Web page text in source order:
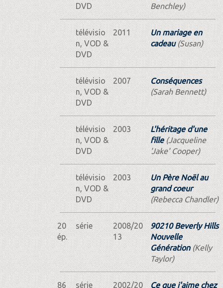
DVD
Benchley)
télévisio
n, VOD &
DVD
2011
Un mariage en
cadeau(Susan)
télévisio
n, VOD &
DVD
2007
Conséquences
(Sarah Bennett)
télévisio
n, VOD &
DVD
2003
L'héritage d'une
fille(Jacqueline
'Jake' Cooper)
télévisio
n, VOD &
DVD
2003
Un Père Noël au
grand coeur
(Rebecca Chandler)
20
ép.
série
2008/20
13
90210 Beverly Hills
Nouvelle
Génération(Kelly
Taylor)
86 série 2002/20 Ce que j'aime chez